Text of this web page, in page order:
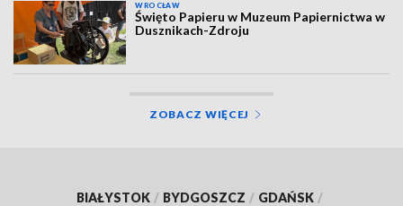
WROCŁAW
Święto Papieru w Muzeum Papiernictwa w
Dusznikach-Zdroju
ZOBACZ WIĘCEJ
BIAŁYSTOK / BYDGOSZCZ / GDAŃSK /